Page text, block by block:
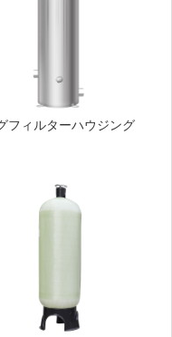
フィルターハウジング